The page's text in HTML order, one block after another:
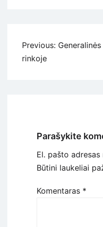
Navigacija
tarp
Previous:
rinkoje
Parašykite
El. pašto adresas
Būtini laukeliai
Komentaras *